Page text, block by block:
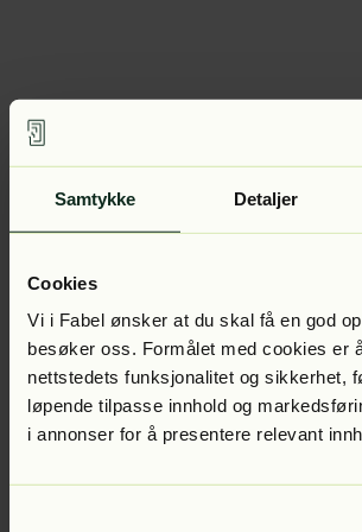
Samtykke Detaljer
Cookies
Vi i Fabel ønsker at du skal få en god
besøker oss. Formålet med cookies er
nettstedets funksjonalitet og sikkerhet,
løpende tilpasse innhold og
i annonser for å presentere relevant